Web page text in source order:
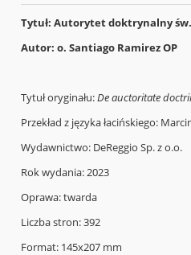
Tytuł: Autorytet doktrynalny
Autor: o. Santiago Ramirez OP
Tytuł oryginału:De auctoritate
Przekład z języka łacińskiego:
Wydawnictwo: DeReggio Sp. z o.o.
Rok wydania: 2023
Oprawa: twarda
Liczba stron: 392
Format: 145x207 mm